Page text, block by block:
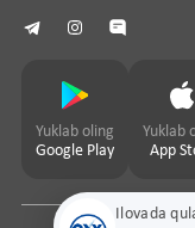
Ilovada
Yuklab oling
Google Play
Yuklab
App